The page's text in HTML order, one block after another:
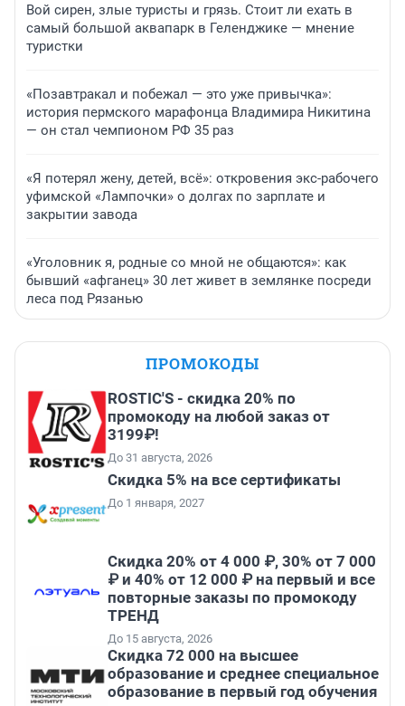
Вой сирен, злые туристы и грязь. Стоит ли ехать в
самый большой аквапарк в Геленджике — мнение
туристки
«Позавтракал и побежал — это уже привычка»:
история пермского марафонца Владимира Никитина
— он стал чемпионом РФ 35 раз
«Я потерял жену, детей, всё»: откровения экс-рабочего
уфимской «Лампочки» о долгах по зарплате и
закрытии завода
«Уголовник я, родные со мной не общаются»: как
бывший «афганец» 30 лет живет в землянке посреди
леса под Рязанью
ПРОМОКОДЫ
ROSTIC'S - скидка 20% по
промокоду на любой заказ от
3199₽!
До 31 августа, 2026
Скидка 5% на все сертификаты
До 1 января, 2027
Скидка 20% от 4 000 ₽, 30% от 7 000
₽ и 40% от 12 000 ₽ на первый и все
повторные заказы по промокоду
ТРЕНД
До 15 августа, 2026
Скидка 72 000 на высшее
образование и среднее специальное
образование в первый год обучения